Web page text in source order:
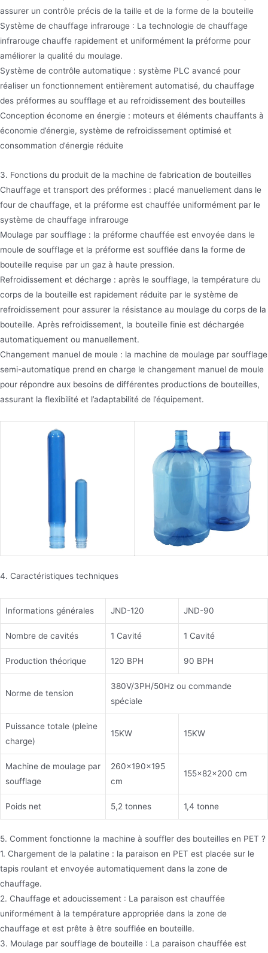
assurer un contrôle précis de la taille et de la forme de la bouteille
Système de chauffage infrarouge : La technologie de chauffage
infrarouge chauffe rapidement et uniformément la préforme pour
améliorer la qualité du moulage.
Système de contrôle automatique : système PLC avancé pour
réaliser un fonctionnement entièrement automatisé, du chauffage
des préformes au soufflage et au refroidissement des bouteilles
Conception économe en énergie : moteurs et éléments chauffants à
économie d’énergie, système de refroidissement optimisé et
consommation d’énergie réduite
3. Fonctions du produit de la machine de fabrication de bouteilles
Chauffage et transport des préformes : placé manuellement dans le
four de chauffage, et la préforme est chauffée uniformément par le
système de chauffage infrarouge
Moulage par soufflage : la préforme chauffée est envoyée dans le
moule de soufflage et la préforme est soufflée dans la forme de
bouteille requise par un gaz à haute pression.
Refroidissement et décharge : après le soufflage, la température du
corps de la bouteille est rapidement réduite par le système de
refroidissement pour assurer la résistance au moulage du corps de la
bouteille. Après refroidissement, la bouteille finie est déchargée
automatiquement ou manuellement.
Changement manuel de moule : la machine de moulage par soufflage
semi-automatique prend en charge le changement manuel de moule
pour répondre aux besoins de différentes productions de bouteilles,
assurant la flexibilité et l’adaptabilité de l’équipement.
4. Caractéristiques techniques
Informations générales JND-120 JND-90
Nombre de cavités 1 Cavité 1 Cavité
Production théorique 120 BPH 90 BPH
Norme de tension
380V/3PH/50Hz ou commande
spéciale
Puissance totale (pleine
charge)
15KW 15KW
Machine de moulage par
soufflage
260×190×195
cm
155×82×200 cm
Poids net 5,2 tonnes 1,4 tonne
5. Comment fonctionne la machine à souffler des bouteilles en PET ?
1. Chargement de la palatine : la paraison en PET est placée sur le
tapis roulant et envoyée automatiquement dans la zone de
chauffage.
2. Chauffage et adoucissement : La paraison est chauffée
uniformément à la température appropriée dans la zone de
chauffage et est prête à être soufflée en bouteille.
3. Moulage par soufflage de bouteille : La paraison chauffée est